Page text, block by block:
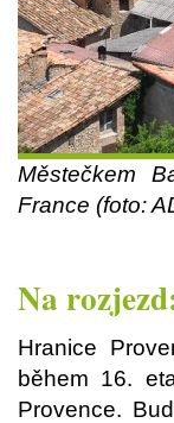
Městečkem
France (foto:
Na
Hranice
během 16.
Provence.